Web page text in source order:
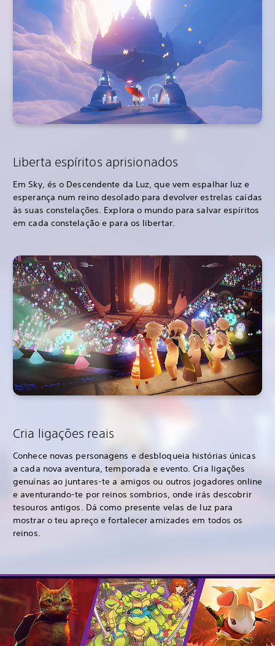
Liberta espíritos aprisionados
Em Sky, és o Descendente da Luz, que vem espalhar luz e
esperança num reino desolado para devolver estrelas caídas
às suas constelações. Explora o mundo para salvar espíritos
em cada constelação e para os libertar.
Cria ligações reais
Conhece novas personagens e desbloqueia histórias únicas
a cada nova aventura, temporada e evento. Cria ligações
genuínas ao juntares-te a amigos ou outros jogadores online
e aventurando-te por reinos sombrios, onde irás descobrir
tesouros antigos. Dá como presente velas de luz para
mostrar o teu apreço e fortalecer amizades em todos os
reinos.